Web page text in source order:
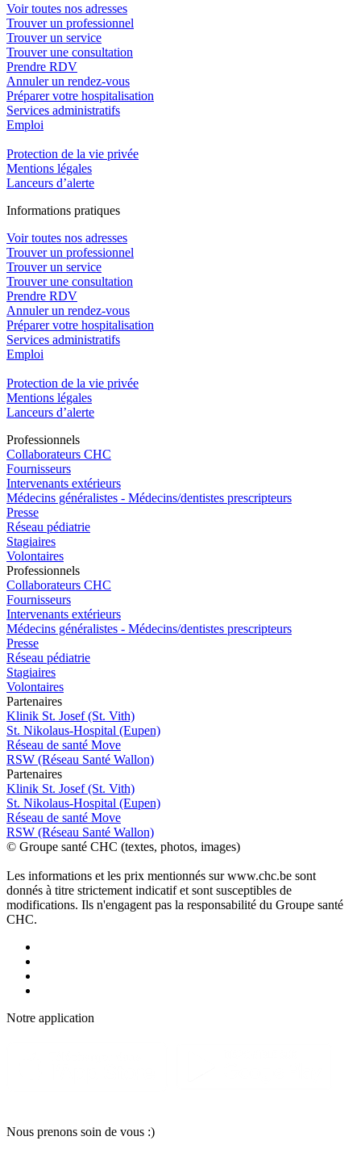
Voir toutes nos adresses
Trouver un professionnel
Trouver un service
Trouver une consultation
Prendre RDV
Annuler un rendez-vous
Préparer votre hospitalisation
Services administratifs
Emploi​
Protection de la vie privée
Mentions légales
Lanceurs d’alerte
Informations pratiques
Voir toutes nos adresses
Trouver un professionnel
Trouver un service
Trouver une consultation
Prendre RDV
Annuler un rendez-vous
Préparer votre hospitalisation
Services administratifs
Emploi​
Protection de la vie privée
Mentions légales
Lanceurs d’alerte
Professionnels
Collaborateurs CHC
Fournisseurs
Intervenants extérieurs
Médecins généralistes - Médecins/dentistes prescripteurs
Presse
Réseau pédiatrie
Stagiaires
Volontaires
Professionnels
Collaborateurs CHC
Fournisseurs
Intervenants extérieurs
Médecins généralistes - Médecins/dentistes prescripteurs
Presse
Réseau pédiatrie
Stagiaires
Volontaires
Partenaires
Klinik St. Josef (St. Vith)
St. Nikolaus-Hospital (Eupen)
Réseau de santé Move
RSW (Réseau Santé Wallon)
Partenaires
Klinik St. Josef (St. Vith)
St. Nikolaus-Hospital (Eupen)
Réseau de santé Move
RSW (Réseau Santé Wallon)
© Groupe santé CHC (textes, photos, images)
Les informations et les prix mentionnés sur www.chc.be sont
donnés à titre strictement indicatif et sont susceptibles de
modifications. Ils n'engagent pas la responsabilité du Groupe santé
CHC.
Notre application
Nous prenons soin de vous :)